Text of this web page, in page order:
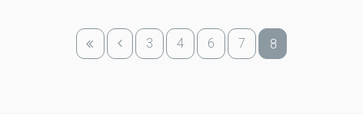
3 4 6 7 8